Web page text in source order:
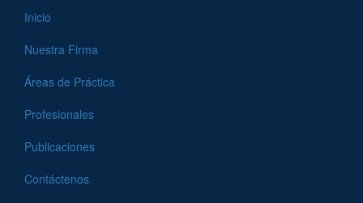
Inicio
Nuestra Firma
Áreas de Práctica
Profesionales
Publicaciones
Contáctenos